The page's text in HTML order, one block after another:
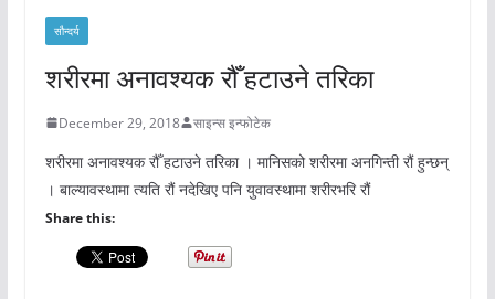
सौन्दर्य
शरीरमा अनावश्यक रौँ हटाउने तरिका
December 29, 2018 साइन्स इन्फोटेक
शरीरमा अनावश्यक रौँ हटाउने तरिका । मानिसको शरीरमा अनगिन्ती रौं हुन्छन्
। बाल्यावस्थामा त्यति रौं नदेखिए पनि युवावस्थामा शरीरभरि रौं
Share this: